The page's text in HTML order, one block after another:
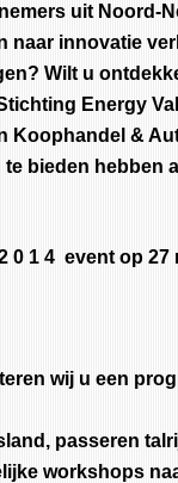
uit Noord-
naar innovatie
Wilt u
Energy
Koophandel &
te bieden hebben
0 1 4 event op 27
wij u een
passeren
workshops